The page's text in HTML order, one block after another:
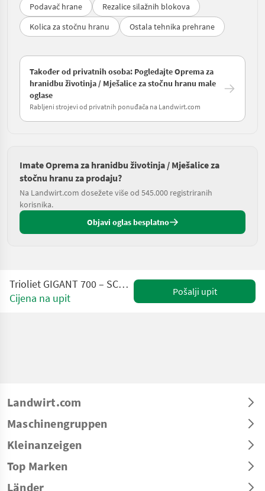
Podavač hrane
Rezalice silažnih blokova
Kolica za stočnu hranu
Ostala tehnika prehrane
Također od privatnih osoba: Pogledajte Oprema za
hranidbu životinja / Mješalice za stočnu hranu male
oglase
Rabljeni strojevi od privatnih ponuđača na Landwirt.com
Imate Oprema za hranidbu životinja / Mješalice za
stočnu hranu za prodaju?
Na Landwirt.com dosežete više od 545.000 registriranih
korisnika.
Objavi oglas besplatno
Trioliet GIGANT 700 – SCHNEIDSCHILD – Long Life Schnecke
Cijena na upit
Pošalji upit
Landwirt.com
Maschinengruppen
Kleinanzeigen
Top Marken
Länder